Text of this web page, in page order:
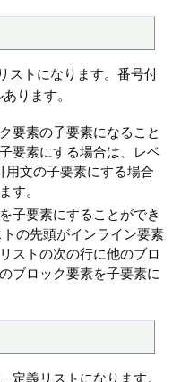
ストになります。番号付
ります。
要素の子要素になること
要素にする場合は、レベ
用文の子要素にする場合
す。
子要素にすることができ
の先頭がインライン要素
ストの次の行に他のブロ
ブロック要素を子要素に
定義リストになります。